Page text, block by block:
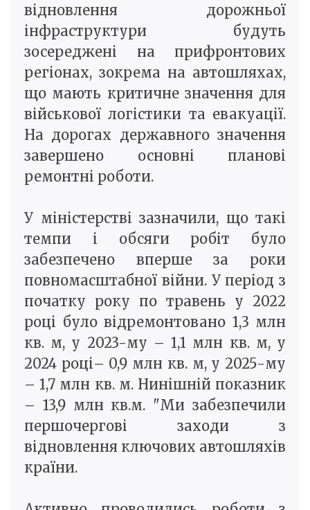
відновлення дорожньої
інфраструктури будуть
зосереджені на прифронтових
регіонах, зокрема на автошляхах,
що мають критичне значення для
військової логістики та евакуації.
На дорогах державного значення
завершено основні планові
ремонтні роботи.
У міністерстві зазначили, що такі
темпи і обсяги робіт було
забезпечено вперше за роки
повномасштабної війни. У період з
початку року по травень у 2022
році було відремонтовано 1,3 млн
кв. м, у 2023-му – 1,1 млн кв. м, у
2024 році– 0,9 млн кв. м, у 2025-му
– 1,7 млн кв. м. Нинішній показник
– 13,9 млн кв.м. "Ми забезпечили
першочергові заходи з
відновлення ключових автошляхів
країни.